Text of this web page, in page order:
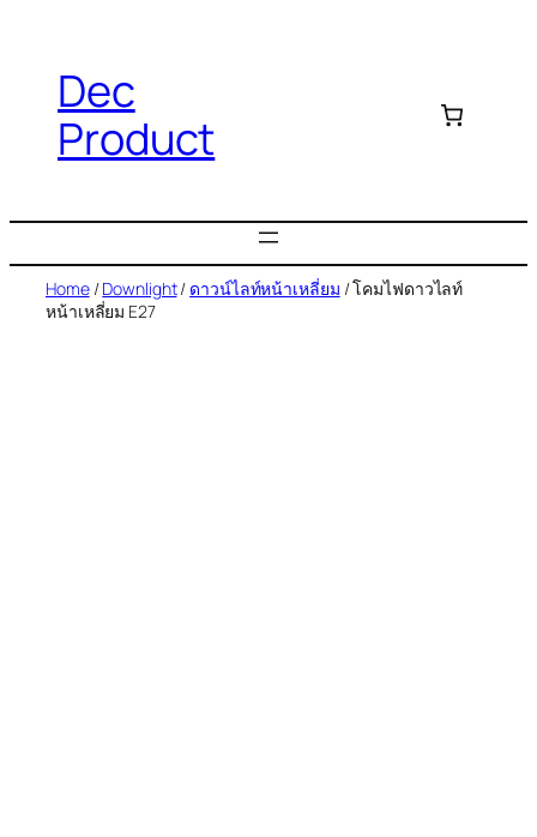
Dec
Product
Home/Downlight/ ดาวน์ไลท์หน้าเหลี่ยม / โคมไฟดาวไลท์
หน้าเหลี่ยม E27